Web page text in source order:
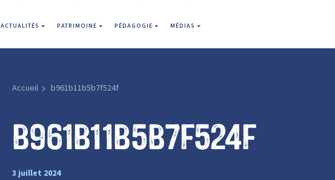
ACTUALITÉS PATRIMOINE PÉDAGOGIE MÉDIAS
Accueil b961b11b5b7f524f
b961b11b5b7f524f
3 juillet 2024